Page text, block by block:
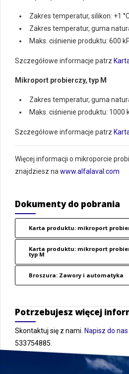
Zakres temperatur, silikon: +1
Zakres temperatur, guma
Maks. ciśnienie produktu: 600
Szczegółowe informacje patrz
Mikroport probierczy, typ M
Zakres temperatur, guma
Maks. ciśnienie produktu: 1000
Szczegółowe informacje patrz
Więcej informacji o mikroporcie
znajdziesz na www.alfalaval.com
Dokumenty do pobrania
Karta produktu: mikroport
Karta produktu: mikroport
typ M
Broszura: Zawory i automatyka
Potrzebujesz więcej
Skontaktuj się z nami. Napisz do nas
533754885.